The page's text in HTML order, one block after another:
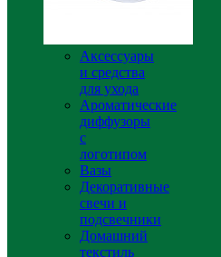
Аксессуары
и средства
для ухода
Ароматические
диффузоры
с
логотипом
Вазы
Декоративные
свечи и
подсвечники
Домашний
текстиль